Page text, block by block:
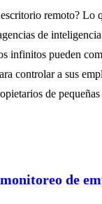
remoto? Lo
de
infinitos pueden
controlar a sus
de pequeñas
de